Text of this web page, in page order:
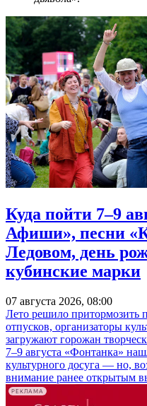
Куда пойти 7–9
Афиши», песни
Ледовом, день
кубинские марки
07 августа 2026, 08:00
Лето решило притормозить
отпусков, организаторы
загружают горожан
7–9 августа «Фонтанка»
культурного досуга — но,
внимание ранее открытым
РЕКЛАМА